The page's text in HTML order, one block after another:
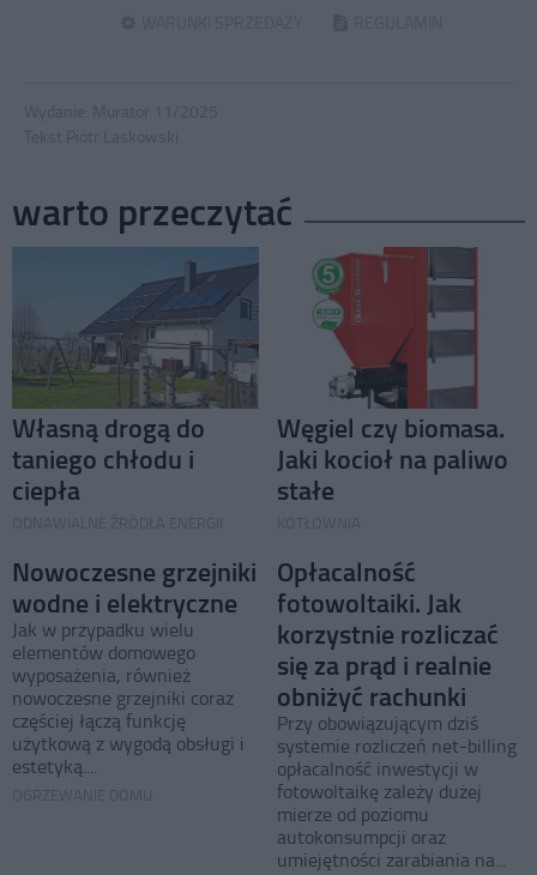
warto przeczytać
Własną drogą do
taniego chłodu i
ciepła
Węgiel czy biomasa.
Jaki kocioł na paliwo
stałe
Nowoczesne grzejniki
wodne i elektryczne
Jak w przypadku wielu
elementów domowego
wyposażenia, również
nowoczesne grzejniki coraz
częściej łączą funkcję
użytkową z wygodą obsługi i
estetyką....
Opłacalność
fotowoltaiki. Jak
korzystnie rozliczać
się za prąd i realnie
obniżyć rachunki
Przy obowiązującym dziś
systemie rozliczeń net-billing
opłacalność inwestycji w
fotowoltaikę zależy dużej
mierze od poziomu
autokonsumpcji oraz
umiejętności zarabiania na...